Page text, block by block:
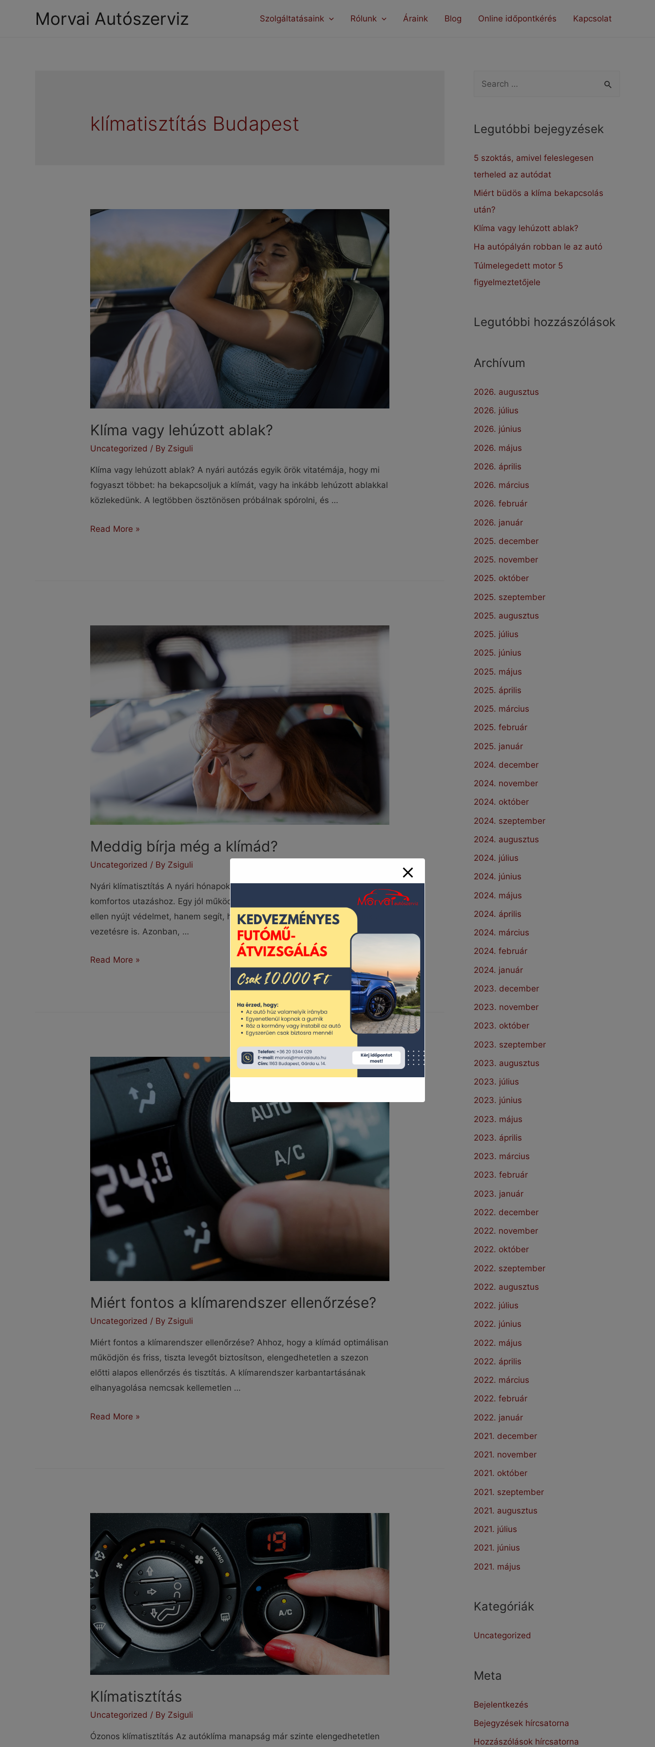
Morvai Autószerviz Szolgáltatásaink Rólunk Áraink Blog Online időpontkérés Kapcsolat
klímatisztítás Budapest
Klíma vagy lehúzott ablak?
Uncategorized / By Zsiguli
Klíma vagy lehúzott ablak? A nyári autózás egyik örök vitatémája, hogy mi
fogyaszt többet: ha bekapcsoljuk a klímát, vagy ha inkább lehúzott ablakkal
közlekedünk. A legtöbben ösztönösen próbálnak spórolni, és …
Klíma
Read More »
Meddig bírja még a klímád?
Uncategorized / By Zsiguli
Nyári klímatisztítás A nyári hónapokban az autóklíma elengedhetetlen a
komfortos utazáshoz. Egy jól működő légkondicionáló nemcsak a forróság
ellen nyújt védelmet, hanem segít, hogy megfelelően koncentrálhassunk a
vezetésre is. Azonban, …
Meddig
Read More »
Miért fontos a klímarendszer ellenőrzése?
Uncategorized / By Zsiguli
Miért fontos a klímarendszer ellenőrzése? Ahhoz, hogy a klímád optimálisan
működjön és friss, tiszta levegőt biztosítson, elengedhetetlen a szezon
előtti alapos ellenőrzés és tisztítás. A klímarendszer karbantartásának
elhanyagolása nemcsak kellemetlen …
Miért
Read More »
Klímatisztítás
Uncategorized / By Zsiguli
Ózonos klímatisztítás Az autóklíma manapság már szinte elengedhetetlen
h
f
o
r
:
Legutóbbi bejegyzések
5 szoktás, amivel feleslegesen
terheled az autódat
Miért büdös a klíma bekapcsolás
után?
Klíma vagy lehúzott ablak?
Ha autópályán robban le az autó
Túlmelegedett motor 5
figyelmeztetőjele
Legutóbbi hozzászólások
Archívum
2026. augusztus
2026. július
2026. június
2026. május
2026. április
2026. március
2026. február
2026. január
2025. december
2025. november
2025. október
2025. szeptember
2025. augusztus
2025. július
2025. június
2025. május
2025. április
2025. március
2025. február
2025. január
2024. december
2024. november
2024. október
2024. szeptember
2024. augusztus
2024. július
2024. június
2024. május
2024. április
2024. március
2024. február
2024. január
2023. december
2023. november
2023. október
2023. szeptember
2023. augusztus
2023. július
2023. június
2023. május
2023. április
2023. március
2023. február
2023. január
2022. december
2022. november
2022. október
2022. szeptember
2022. augusztus
2022. július
2022. június
2022. május
2022. április
2022. március
2022. február
2022. január
2021. december
2021. november
2021. október
2021. szeptember
2021. augusztus
2021. július
2021. június
2021. május
Kategóriák
Uncategorized
Meta
Bejelentkezés
Bejegyzések hírcsatorna
Hozzászólások hírcsatorna